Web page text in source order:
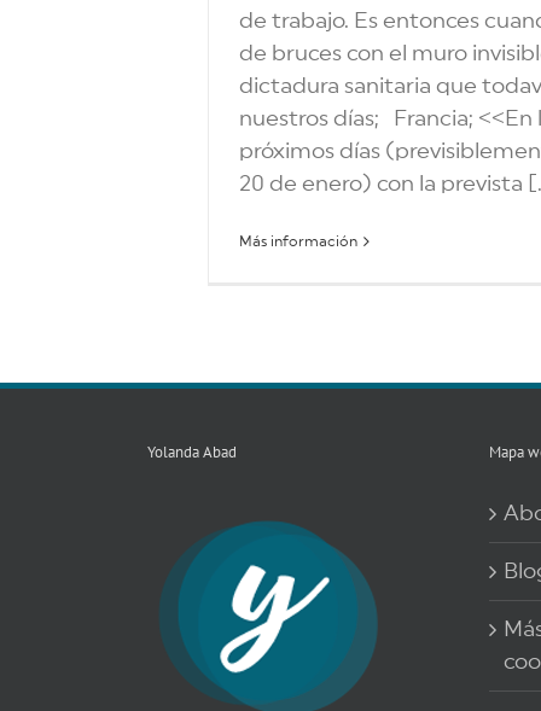
de trabajo. Es entonces
de bruces con el muro
dictadura sanitaria que
nuestros días; Francia; <<En
próximos días
20 de enero) con la prevista
Más información
Yolanda Abad Mapa